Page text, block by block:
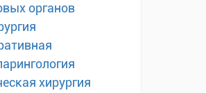
органов
хирургия